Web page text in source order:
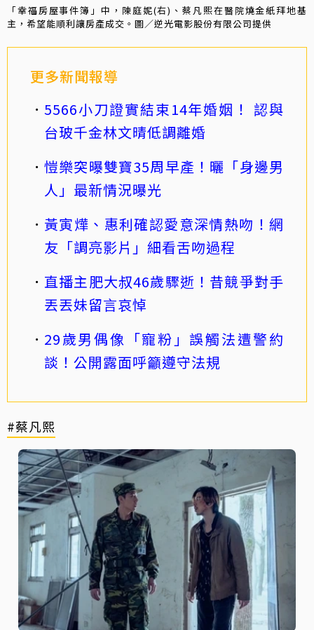
「幸福房屋事件簿」中，陳庭妮(右)、蔡凡熙在醫院燒金紙拜地基
主，希望能順利讓房產成交。圖／逆光電影股份有限公司提供
更多新聞報導
5566小刀證實結束14年婚姻！ 認與
台玻千金林文晴低調離婚
愷樂突曝雙寶35周早產！曬「身邊男
人」最新情況曝光
黃寅燁、惠利確認愛意深情熱吻！網
友「調亮影片」細看舌吻過程
直播主肥大叔46歲驟逝！昔競爭對手
丟丟妹留言哀悼
29歲男偶像「寵粉」誤觸法遭警約
談！公開露面呼籲遵守法規
#蔡凡熙